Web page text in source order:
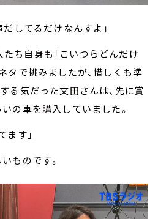
だしてるだけなんすよ」
ち自身も「こいつらどんだけ
タで挑みましたが、惜しくも準
る気だった文田さんは、先に賞
の車を購入していました。
ます」
ものです。